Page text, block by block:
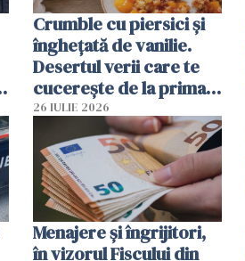
Crumble cu piersici și
înghețată de vanilie.
Desertul verii care te
cucerește de la prima
lingură
26 IULIE 2026
Menajere și îngrijitori,
în vizorul Fiscului din